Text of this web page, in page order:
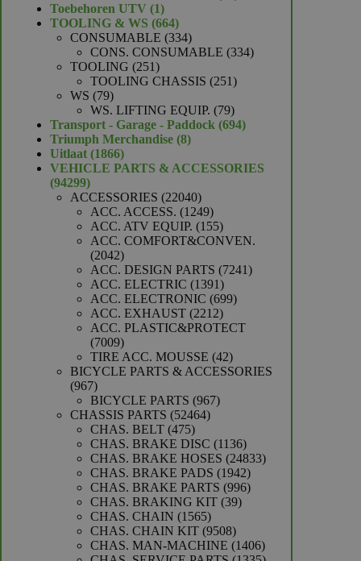
Toebehoren UTV 11
product
TOOLING & WS 664664
producten
CONSUMABLE 334334
producten
CONS. CONSUMABLE 334334
TOOLING 251251
producten
TOOLING CHASSIS 251251
WS 7979
producten
WS. LIFTING EQUIP. 7979
producten
Transport - Garage - Paddock 694694
Triumph Merchandise 88
Uitlaat 18661866
producten
VEHICLE PARTS & ACCESSORIES
9429994299
producten
ACCESSORIES 2204022040
producten
ACC. ACCESS. 12491249
producten
ACC. ATV EQUIP. 155155
producten
ACC. COMFORT&CONVEN.
20422042
producten
ACC. DESIGN PARTS 72417241
ACC. ELECTRIC 13911391
producten
ACC. ELECTRONIC 699699
ACC. EXHAUST 22122212
producten
ACC. PLASTIC&PROTECT
70097009
producten
TIRE ACC. MOUSSE 4242
producten
BICYCLE PARTS & ACCESSORIES
967967
producten
BICYCLE PARTS 967967
CHASSIS PARTS 5246452464
CHAS. BELT 475475
producten
CHAS. BRAKE DISC 11361136
producten
CHAS. BRAKE HOSES 2483324833
CHAS. BRAKE PADS 19421942
producten
CHAS. BRAKE PARTS 996996
CHAS. BRAKING KIT 3939
CHAS. CHAIN 15651565
producten
CHAS. CHAIN KIT 95089508
producten
CHAS. MAN-MACHINE 14061406